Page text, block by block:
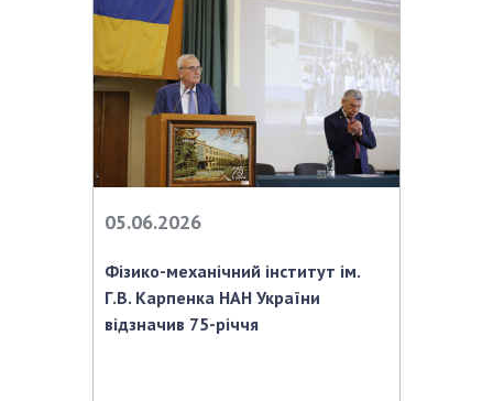
05.06.2026
Фізико-механічний інститут ім.
Г.В. Карпенка НАН України
відзначив 75-річчя